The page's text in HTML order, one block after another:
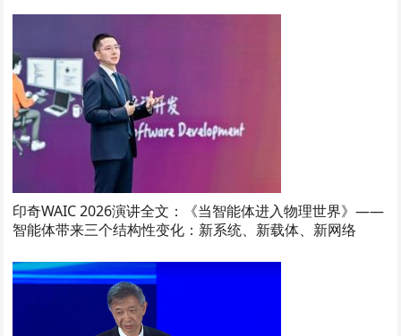
印奇WAIC 2026演讲全文：《当智能体进入物理世界》——
智能体带来三个结构性变化：新系统、新载体、新网络